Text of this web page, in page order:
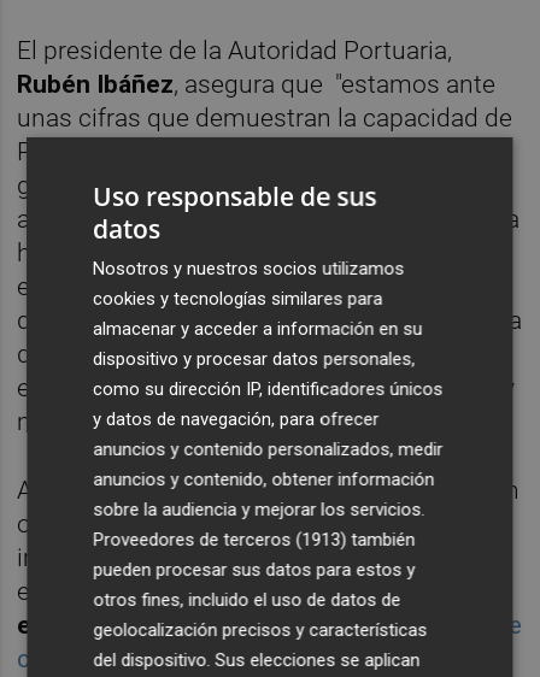
El presidente de la Autoridad Portuaria,
Rubén Ibáñez, asegura que "estamos ante
unas cifras que demuestran la capacidad de
PortCastelló para diversificar sus tráficos y
ganar competitividad en mercados clave" y
añade que “cerrar el mejor febrero de nuestra
historia no es casualidad, es el resultado del
esfuerzo de toda la comunidad portuaria y
de una estrategia clara para atraer mercancía
de mayor valor añadido, como demuestra el
espectacular crecimiento en contenedores y
mercancía general".
Ahora, en un contexto de contienda bélica en
oriente Medio, el puerto mantiene un
importante movimiento pese a los efectos
en la
industria azulejera o en el sector
energético. Sobre todo destaca eltránsito de
contenedores, ya que las instalaciones del
Uso responsable de sus
datos
Nosotros y nuestros socios utilizamos
cookies y tecnologías similares para
almacenar y acceder a información en su
dispositivo y procesar datos personales,
como su dirección IP, identificadores únicos
y datos de navegación, para ofrecer
anuncios y contenido personalizados, medir
anuncios y contenido, obtener información
sobre la audiencia y mejorar los servicios.
Proveedores de terceros (1913) también
pueden procesar sus datos para estos y
otros fines, incluido el uso de datos de
geolocalización precisos y características
del dispositivo. Sus elecciones se aplican